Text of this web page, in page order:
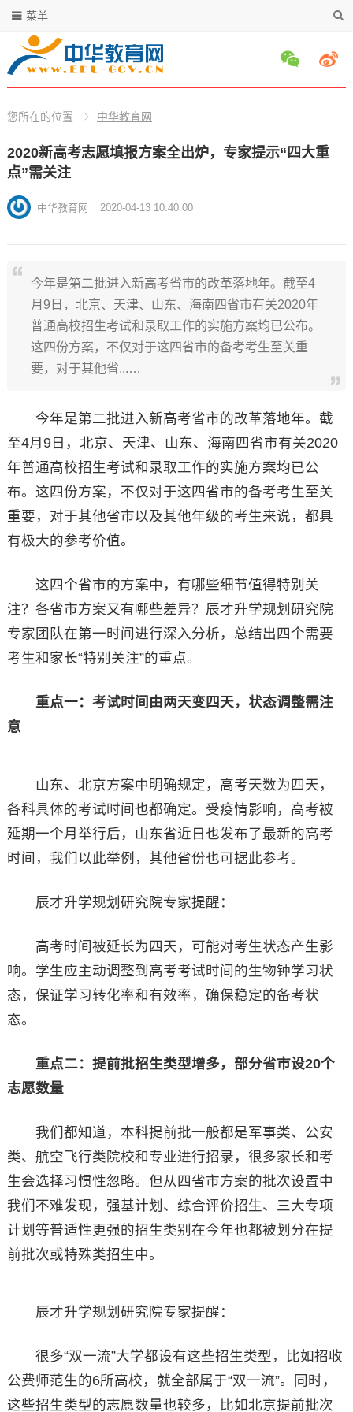
菜单
您所在的位置 中华教育网
2020新高考志愿填报方案全出炉，专家提示“四大重
点”需关注
中华教育网 2020-04-13 10:40:00
今年是第二批进入新高考省市的改革落地年。截至4
月9日，北京、天津、山东、海南四省市有关2020年
普通高校招生考试和录取工作的实施方案均已公布。
这四份方案，不仅对于这四省市的备考考生至关重
要，对于其他省...…
今年是第二批进入新高考省市的改革落地年。截
至4月9日，北京、天津、山东、海南四省市有关2020
年普通高校招生考试和录取工作的实施方案均已公
布。这四份方案，不仅对于这四省市的备考考生至关
重要，对于其他省市以及其他年级的考生来说，都具
有极大的参考价值。
这四个省市的方案中，有哪些细节值得特别关
注？各省市方案又有哪些差异？辰才升学规划研究院
专家团队在第一时间进行深入分析，总结出四个需要
考生和家长“特别关注”的重点。
重点一：考试时间由两天变四天，状态调整需注
意
山东、北京方案中明确规定，高考天数为四天，
各科具体的考试时间也都确定。受疫情影响，高考被
延期一个月举行后，山东省近日也发布了最新的高考
时间，我们以此举例，其他省份也可据此参考。
辰才升学规划研究院专家提醒：
高考时间被延长为四天，可能对考生状态产生影
响。学生应主动调整到高考考试时间的生物钟学习状
态，保证学习转化率和有效率，确保稳定的备考状
态。
重点二：提前批招生类型增多，部分省市设20个
志愿数量
我们都知道，本科提前批一般都是军事类、公安
类、航空飞行类院校和专业进行招录，很多家长和考
生会选择习惯性忽略。但从四省市方案的批次设置中
我们不难发现，强基计划、综合评价招生、三大专项
计划等普适性更强的招生类别在今年也都被划分在提
前批次或特殊类招生中。
辰才升学规划研究院专家提醒：
很多“双一流”大学都设有这些招生类型，比如招收
公费师范生的6所高校，就全部属于“双一流”。同时，
这些招生类型的志愿数量也较多，比如北京提前批次